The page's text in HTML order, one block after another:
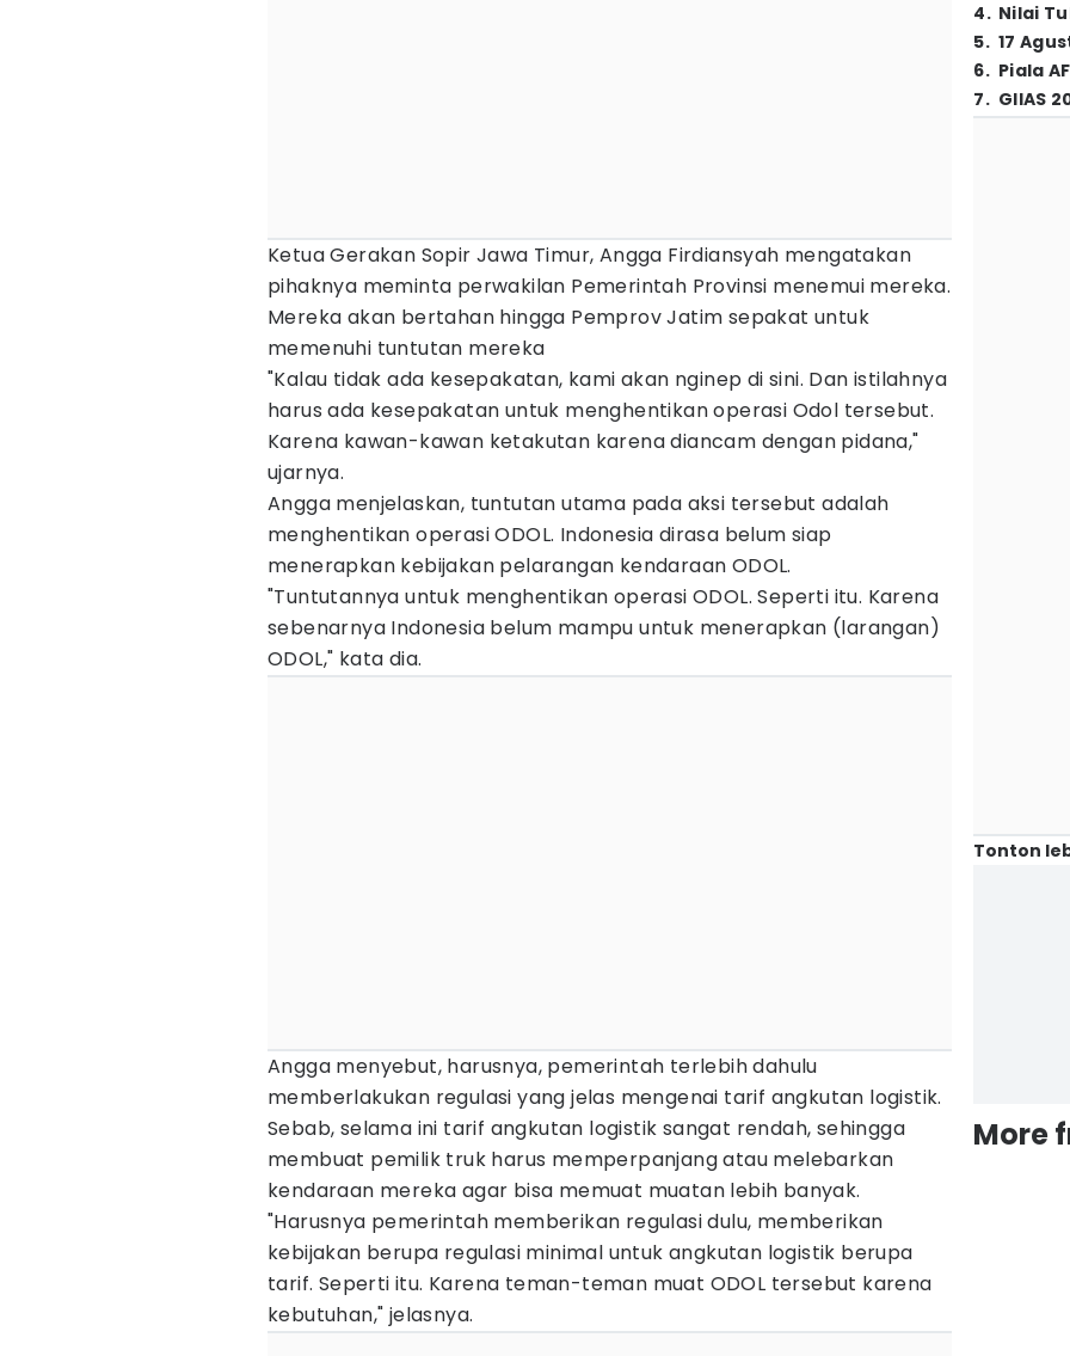
Ketua Gerakan Sopir Jawa Timur, Angga Firdiansyah mengatakan
pihaknya meminta perwakilan Pemerintah Provinsi menemui mereka.
Mereka akan bertahan hingga Pemprov Jatim sepakat untuk
memenuhi tuntutan mereka
"Kalau tidak ada kesepakatan, kami akan nginep di sini. Dan istilahnya
harus ada kesepakatan untuk menghentikan operasi Odol tersebut.
Karena kawan-kawan ketakutan karena diancam dengan pidana,"
ujarnya.
Angga menjelaskan, tuntutan utama pada aksi tersebut adalah
menghentikan operasi ODOL. Indonesia dirasa belum siap
menerapkan kebijakan pelarangan kendaraan ODOL.
"Tuntutannya untuk menghentikan operasi ODOL. Seperti itu. Karena
sebenarnya Indonesia belum mampu untuk menerapkan (larangan)
ODOL," kata dia.
Angga menyebut, harusnya, pemerintah terlebih dahulu
memberlakukan regulasi yang jelas mengenai tarif angkutan logistik.
Sebab, selama ini tarif angkutan logistik sangat rendah, sehingga
membuat pemilik truk harus memperpanjang atau melebarkan
kendaraan mereka agar bisa memuat muatan lebih banyak.
"Harusnya pemerintah memberikan regulasi dulu, memberikan
kebijakan berupa regulasi minimal untuk angkutan logistik berupa
tarif. Seperti itu. Karena teman-teman muat ODOL tersebut karena
kebutuhan," jelasnya.
4. Nilai
5. 17
6. Piala
7. GIIAS
Tonton
More